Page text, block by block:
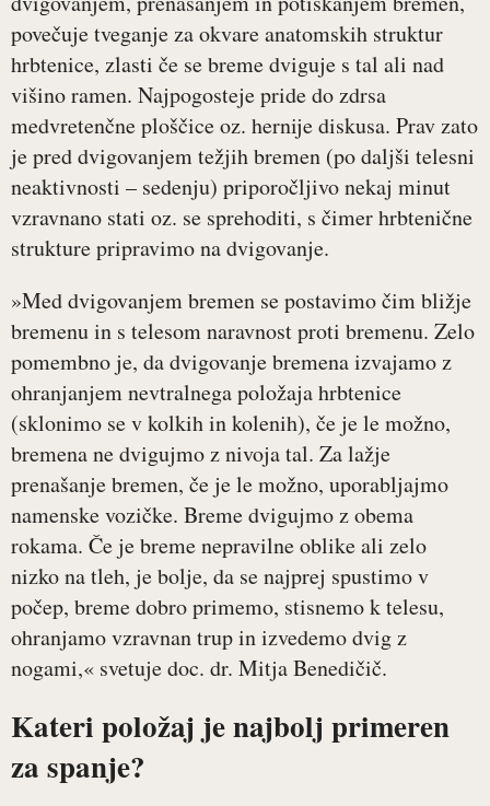
povečuje tveganje za okvare anatomskih struktur
hrbtenice, zlasti če se breme dviguje s tal ali nad
višino ramen. Najpogosteje pride do zdrsa
medvretenčne ploščice oz. hernije diskusa. Prav zato
je pred dvigovanjem težjih bremen (po daljši telesni
neaktivnosti – sedenju) priporočljivo nekaj minut
vzravnano stati oz. se sprehoditi, s čimer hrbtenične
strukture pripravimo na dvigovanje.
»Med dvigovanjem bremen se postavimo čim bližje
bremenu in s telesom naravnost proti bremenu. Zelo
pomembno je, da dvigovanje bremena izvajamo z
ohranjanjem nevtralnega položaja hrbtenice
(sklonimo se v kolkih in kolenih), če je le možno,
bremena ne dvigujmo z nivoja tal. Za lažje
prenašanje bremen, če je le možno, uporabljajmo
namenske vozičke. Breme dvigujmo z obema
rokama. Če je breme nepravilne oblike ali zelo
nizko na tleh, je bolje, da se najprej spustimo v
počep, breme dobro primemo, stisnemo k telesu,
ohranjamo vzravnan trup in izvedemo dvig z
nogami,« svetuje doc. dr. Mitja Benedičič.
Kateri položaj je najbolj primeren
za spanje?